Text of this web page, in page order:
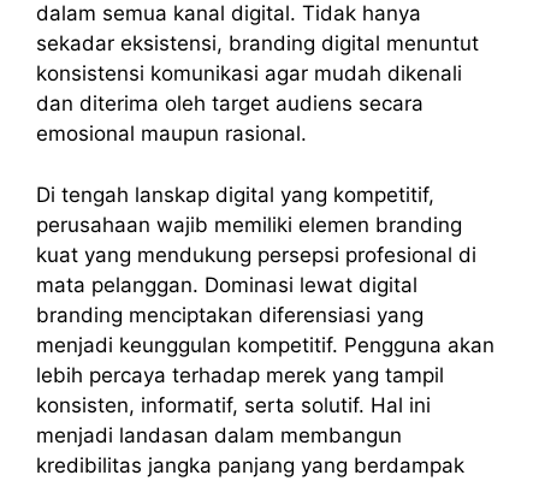
dalam semua kanal digital. Tidak hanya
sekadar eksistensi, branding digital menuntut
konsistensi komunikasi agar mudah dikenali
dan diterima oleh target audiens secara
emosional maupun rasional.
Di tengah lanskap digital yang kompetitif,
perusahaan wajib memiliki elemen branding
kuat yang mendukung persepsi profesional di
mata pelanggan. Dominasi lewat digital
branding menciptakan diferensiasi yang
menjadi keunggulan kompetitif. Pengguna akan
lebih percaya terhadap merek yang tampil
konsisten, informatif, serta solutif. Hal ini
menjadi landasan dalam membangun
kredibilitas jangka panjang yang berdampak